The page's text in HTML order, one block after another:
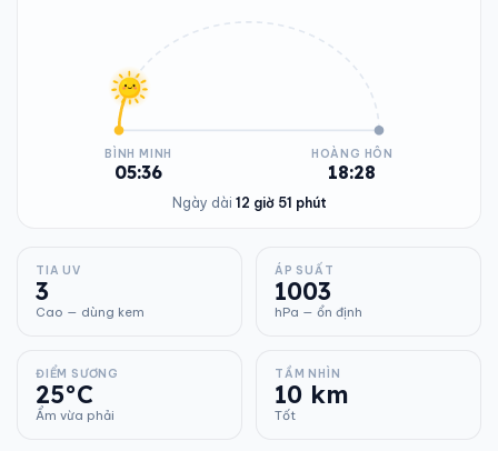
BÌNH MINH
05:36
HOÀNG HÔN
18:28
Ngày dài 12 giờ 51 phút
TIA UV
3
Cao — dùng kem
ÁP SUẤT
1003
hPa — ổn định
ĐIỂM SƯƠNG
25°C
Ẩm vừa phải
TẦM NHÌN
10 km
Tốt